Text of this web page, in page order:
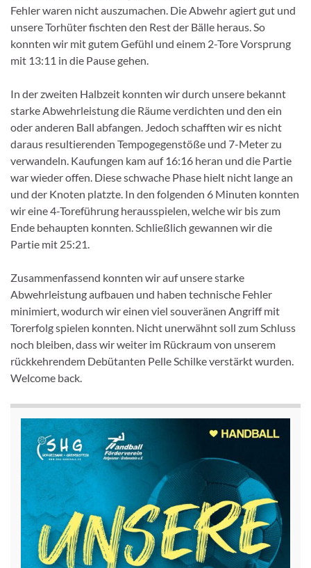
Fehler waren nicht auszumachen. Die Abwehr agiert gut und
unsere Torhüter fischten den Rest der Bälle heraus. So
konnten wir mit gutem Gefühl und einem 2-Tore Vorsprung
mit 13:11 in die Pause gehen.
In der zweiten Halbzeit konnten wir durch unsere bekannt
starke Abwehrleistung die Räume verdichten und den ein
oder anderen Ball abfangen. Jedoch schafften wir es nicht
daraus resultierenden Tempogegenstöße und 7-Meter zu
verwandeln. Kaufungen kam auf 16:16 heran und die Partie
war wieder offen. Diese schwache Phase hielt nicht lange an
und der Knoten platzte. In den folgenden 6 Minuten konnten
wir eine 4-Toreführung herausspielen, welche wir bis zum
Ende behaupten konnten. Schließlich gewannen wir die
Partie mit 25:21.
Zusammenfassend konnten wir auf unsere starke
Abwehrleistung aufbauen und haben technische Fehler
minimiert, wodurch wir einen viel souveränen Angriff mit
Torerfolg spielen konnten. Nicht unerwähnt soll zum Schluss
noch bleiben, dass wir weiter im Rückraum von unserem
rückkehrendem Debütanten Pelle Schilke verstärkt wurden.
Welcome back.